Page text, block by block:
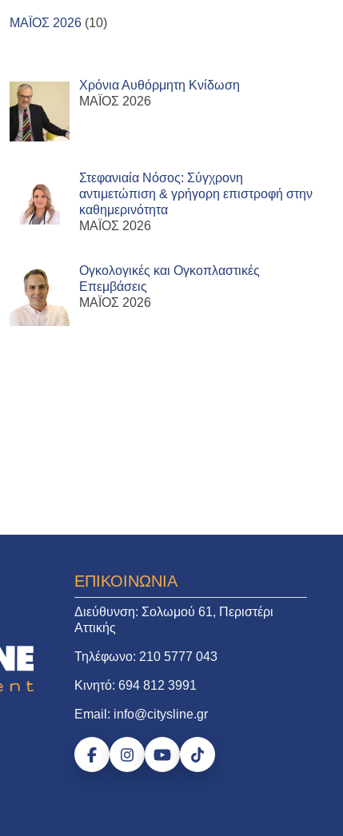
ΜΑΪΟΣ 2026 (10)
Χρόνια Αυθόρμητη Κνίδωση
ΜΑΪΟΣ 2026
Στεφανιαία Νόσος: Σύγχρονη
αντιμετώπιση & γρήγορη επιστροφή στην
καθημερινότητα
ΜΑΪΟΣ 2026
Ογκολογικές και Ογκοπλαστικές
Επεμβάσεις
ΜΑΪΟΣ 2026
ΕΠΙΚΟΙΝΩΝΙΑ
Διεύθυνση: Σολωμού 61, Περιστέρι
Αττικής
Τηλέφωνο: 210 5777 043
Κινητό: 694 812 3991
Email: info@citysline.gr